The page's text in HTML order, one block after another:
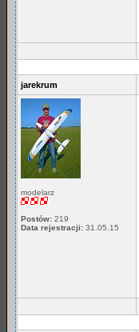
jarekrum
modelarz
Postów: 219
Data rejestracji: 31.05.15